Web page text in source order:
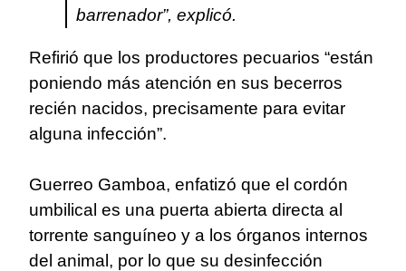
barrenador”, explicó.
Refirió que los productores pecuarios “están
poniendo más atención en sus becerros
recién nacidos, precisamente para evitar
alguna infección”.
Guerreo Gamboa, enfatizó que el cordón
umbilical es una puerta abierta directa al
torrente sanguíneo y a los órganos internos
del animal, por lo que su desinfección